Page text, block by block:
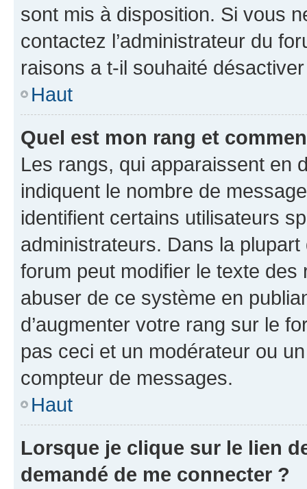
sont mis à disposition. Si vous
contactez l’administrateur du
raisons a t-il souhaité
Haut
Quel est mon rang et
Les rangs, qui apparaissent en
indiquent le nombre de
identifient certains utilisateurs
administrateurs. Dans la
forum peut modifier le texte
abuser de ce système en
d’augmenter votre rang sur le
pas ceci et un modérateur ou
compteur de messages.
Haut
Lorsque je clique sur le lien
demandé de me connecter ?